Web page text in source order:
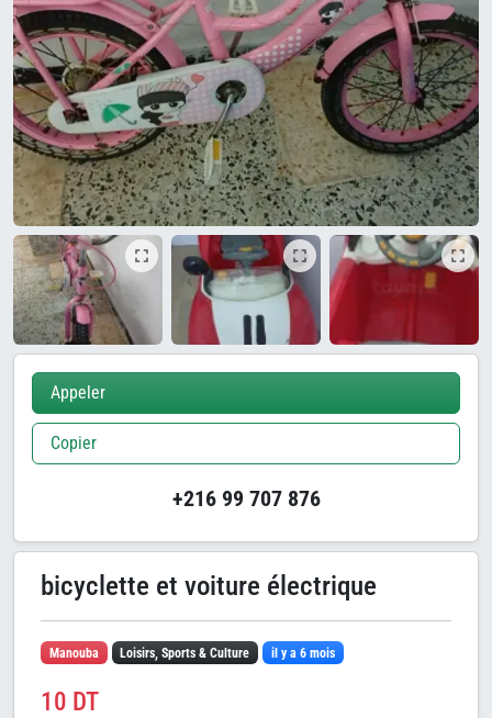
Appeler
Copier
+216 99 707 876
bicyclette et voiture électrique
Manouba Loisirs, Sports & Culture il y a 6 mois
10 DT